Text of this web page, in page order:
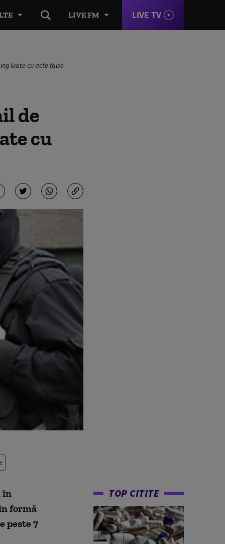
LIVE FM LIVE TV
luate cu acte false
de
cu
în
formă
peste 7
TOP CITITE